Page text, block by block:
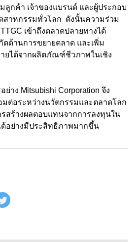
ลูกค้า เจ้าของแบรนด์ และผู้ประกอบ
สาหกรรมทั่วโลก ดังนั้นความร่วม
เข้าถึงตลาดปลายทางได้
ดด้านการขยายตลาด และเพิ่ม
ยได้จากผลิตภัณฑ์ชีวภาพในเชิง
าง Mitsubishi Corporation จึง
มต่อระหว่างนวัตกรรมและตลาดโลก
สร้างผลตอบแทนจากการลงทุนใน
ด้อย่างมีประสิทธิภาพมากขึ้น